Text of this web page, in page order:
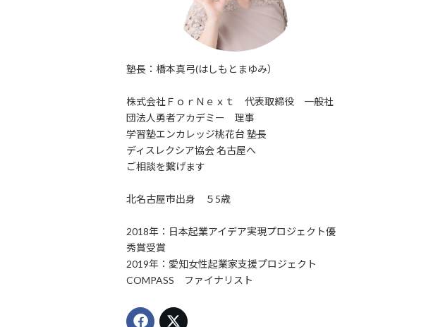
塾長：橋本真弓(はしもとまゆみ）
株式会社ＦｏｒＮｅｘｔ 代表取締役 一般社
団法人勇者アカデミー 理事
学習塾エンカレッジ桃花台 塾長
ディスレクシア協会 名古屋へ
ご相談を繋げます
北名古屋市出身 ５5歳
2018年：日本起業アイデア実現プロジェクト優
秀賞受賞
2019年：愛知女性起業家支援プロジェクト
COMPASS ファイナリスト